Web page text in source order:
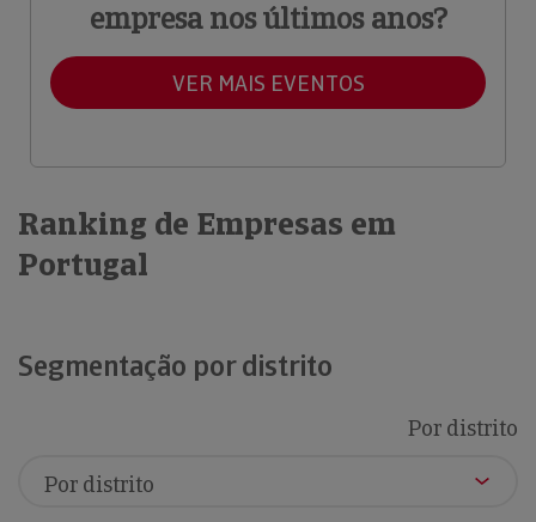
empresa nos últimos anos?
VER MAIS EVENTOS
Ranking de Empresas em
Portugal
Segmentação por distrito
Por distrito